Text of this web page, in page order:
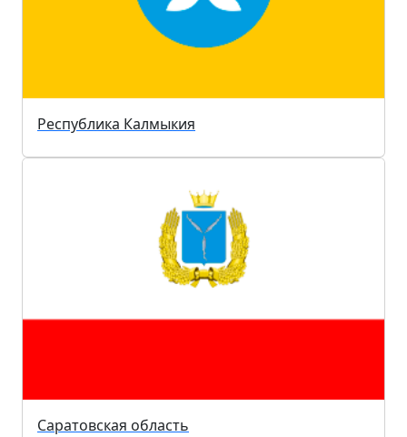
Республика Калмыкия
Саратовская область